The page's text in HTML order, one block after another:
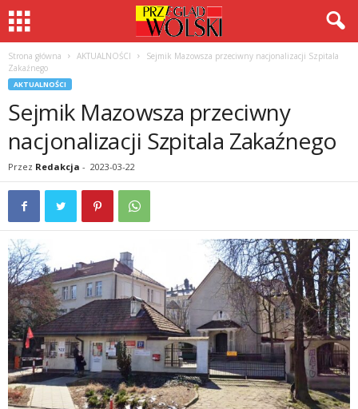
Strona główna AKTUALNOŚCI
Sejmik Mazowsza przeciwny nacjonalizacji Szpitala
Zakaźnego
AKTUALNOŚCI
Sejmik Mazowsza przeciwny
nacjonalizacji Szpitala Zakaźnego
Przez Redakcja - 2023-03-22